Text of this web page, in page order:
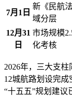
7月1日
新《民航
域分层
12月31
日
市场规模
化考核
2026年，三大支
12城航路划设完成
“十五五”规划建议